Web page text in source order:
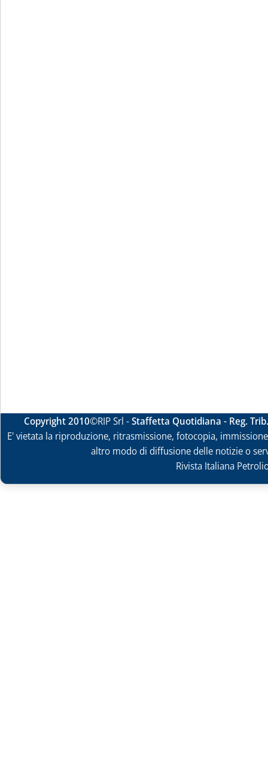
Copyright 2010©RIP Srl -Staffetta Quotidiana - Reg.
E' vietata la riproduzione, ritrasmissione, fotocopia,
altro modo di diffusione delle notizie o
Rivista Italiana